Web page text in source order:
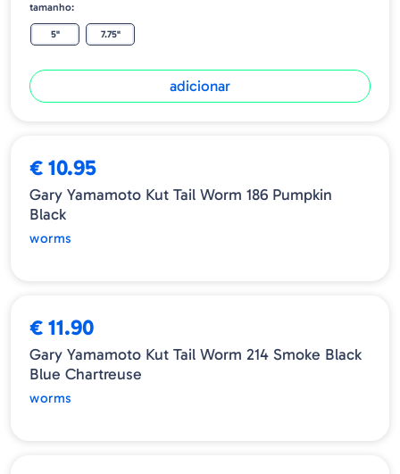
tamanho:
5" 7.75"
adicionar
€ 10.95
Gary Yamamoto Kut Tail Worm 186 Pumpkin
Black
worms
€ 11.90
Gary Yamamoto Kut Tail Worm 214 Smoke Black
Blue Chartreuse
worms